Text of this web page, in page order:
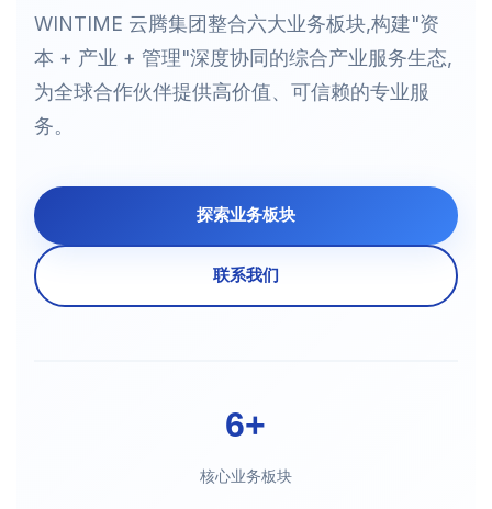
WINTIME 云腾集团整合六大业务板块,构建"资
本 + 产业 + 管理"深度协同的综合产业服务生态,
为全球合作伙伴提供高价值、可信赖的专业服
务。
探索业务板块
联系我们
6+
核心业务板块